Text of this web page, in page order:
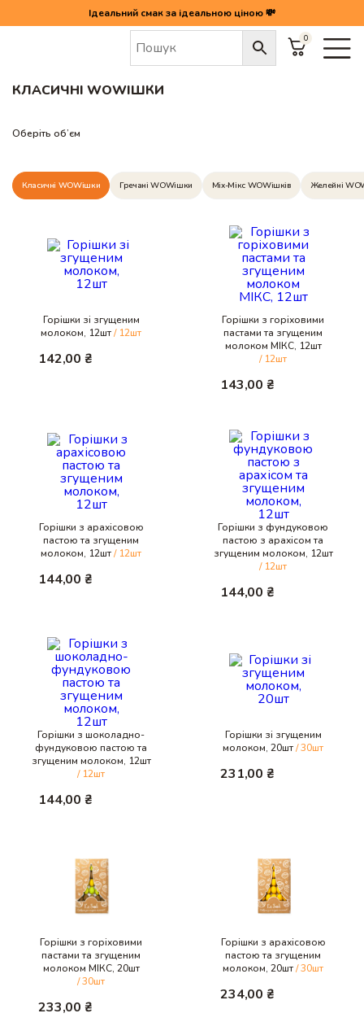
Ідеальний смак за ідеальною ціною 💸
0
Класичні WOWішки
КЛАСИЧНІ WOWІШКИ
Оберіть об’єм
Класичні WOWішки Гречані WOWішки Mix-Мікс WOWішків Желейні
Горішки зі згущеним
молоком, 12шт/ 12шт
142,00₴
Горішки з горіховими
пастами та згущеним
молоком МІКС, 12шт
/ 12шт
143,00₴
Горішки з арахісовою
пастою та згущеним
молоком, 12шт/ 12шт
144,00₴
Горішки з фундуковою
пастою з арахісом та
згущеним молоком, 12шт
/ 12шт
144,00₴
Горішки з шоколадно-
фундуковою пастою та
згущеним молоком, 12шт
/ 12шт
144,00₴
Горішки зі згущеним
молоком, 20шт/ 30шт
231,00₴
Горішки з горіховими
пастами та згущеним
молоком МІКС, 20шт
/ 30шт
233,00₴
Горішки з арахісовою
пастою та згущеним
молоком, 20шт/ 30шт
234,00₴